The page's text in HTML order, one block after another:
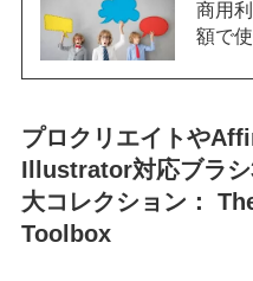
商用
額で
プロクリエイトや
Illustrator対応ブラ
大コレクション：
Toolbox